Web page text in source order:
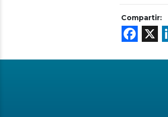
Compartir:
X